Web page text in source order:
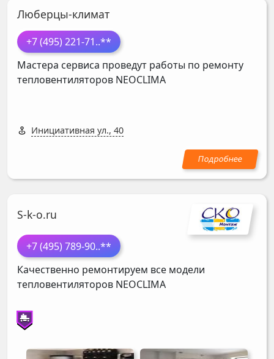
Люберцы-климат
+7 (495) 221-71..**
Мастера сервиса проведут работы по ремонту
тепловентиляторов NEOCLIMA
Инициативная ул., 40
S-k-o.ru
+7 (495) 789-90..**
Качественно ремонтируем все модели
тепловентиляторов NEOCLIMA